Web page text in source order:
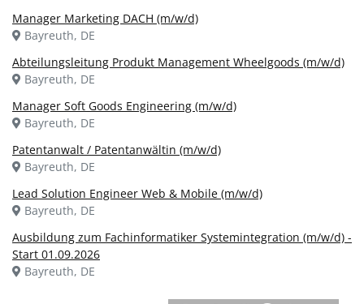
Manager Marketing DACH (m/w/d)
Bayreuth, DE
Abteilungsleitung Produkt Management Wheelgoods (m/w/d)
Bayreuth, DE
Manager Soft Goods Engineering (m/w/d)
Bayreuth, DE
Patentanwalt / Patentanwältin (m/w/d)
Bayreuth, DE
Lead Solution Engineer Web & Mobile (m/w/d)
Bayreuth, DE
Ausbildung zum Fachinformatiker Systemintegration (m/w/d) -
Start 01.09.2026
Bayreuth, DE